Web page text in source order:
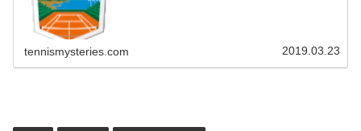
tennismysteries.com 2019.03.23